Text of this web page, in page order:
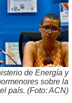
de Energía y
sobre la
país. (Foto: ACN)